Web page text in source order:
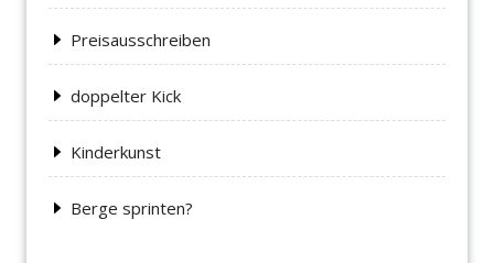
Preisausschreiben
doppelter Kick
Kinderkunst
Berge sprinten?